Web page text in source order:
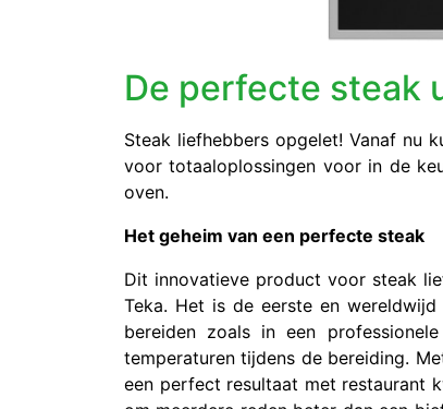
De perfecte steak
Steak liefhebbers opgelet! Vanaf nu
voor totaaloplossingen voor in de
oven.
Het geheim van een perfecte steak
Dit innovatieve product voor steak
Teka. Het is de eerste en
bereiden zoals in een
temperaturen tijdens de bereiding.
een perfect resultaat met restaurant